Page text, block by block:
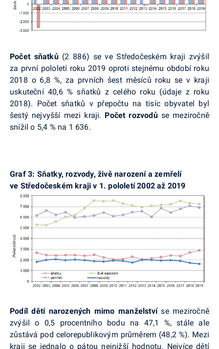
Počet sňatků(2 886) se ve Středočeském kraji zvýšil
za první pololetí roku 2019 oproti stejnému období roku
2018 o 6,8 %, za prvních šest měsíců roku se v kraji
uskuteční 40,6 % sňatků z celého roku (údaje z roku
2018). Počet sňatků v přepočtu na tisíc obyvatel byl
šestý nejvyšší mezi kraji. Počet rozvodůse meziročně
snížil o 5,4 % na 1 636.
Graf 3: Sňatky, rozvody, živě narození a zemřelí
ve Středočeském kraji v 1. pololetí 2002 až 2019
Podíl dětí narozených mimo manželstvíse meziročně
zvýšil o 0,5 procentního bodu na 47,1 %, stále ale
zůstává pod celorepublikovým průměrem (48,2 %). Mezi
kraji se jednalo o pátou nejnižší hodnotu. Nejvíce dětí